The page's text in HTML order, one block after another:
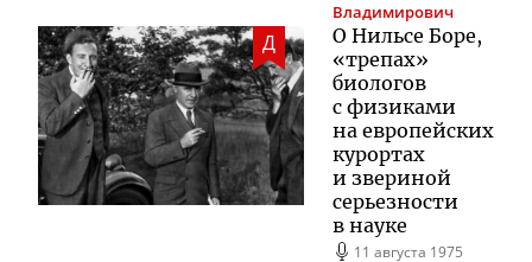
Д
Владимирович
О Нильсе Боре,
«трепах»
биологов
с физиками
на европейских
курортах
и звериной
серьезности
в науке
11 августа 1975